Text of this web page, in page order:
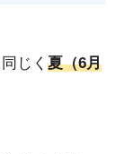
じく 夏（6月